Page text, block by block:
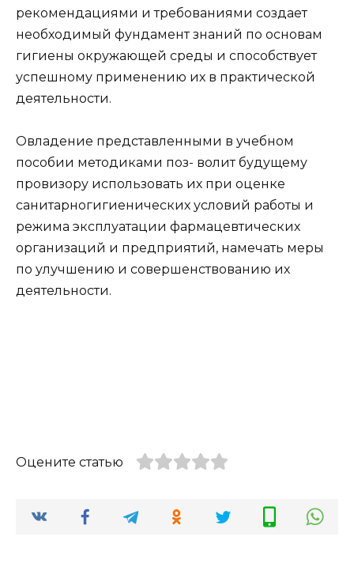
рекомендациями и требованиями создает
необходимый фундамент знаний по основам
гигиены окружающей среды и способствует
успешному применению их в практической
деятельности.
Овладение представленными в учебном
пособии методиками поз- волит будущему
провизору использовать их при оценке
санитарногигиенических условий работы и
режима эксплуатации фармацевтических
организаций и предприятий, намечать меры
по улучшению и совершенствованию их
деятельности.
Оцените статью